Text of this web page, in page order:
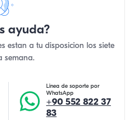
ayuda?
estan a tu disposicion los siete
semana.
Linea de soporte por
WhatsApp
+90 552 822 37
83